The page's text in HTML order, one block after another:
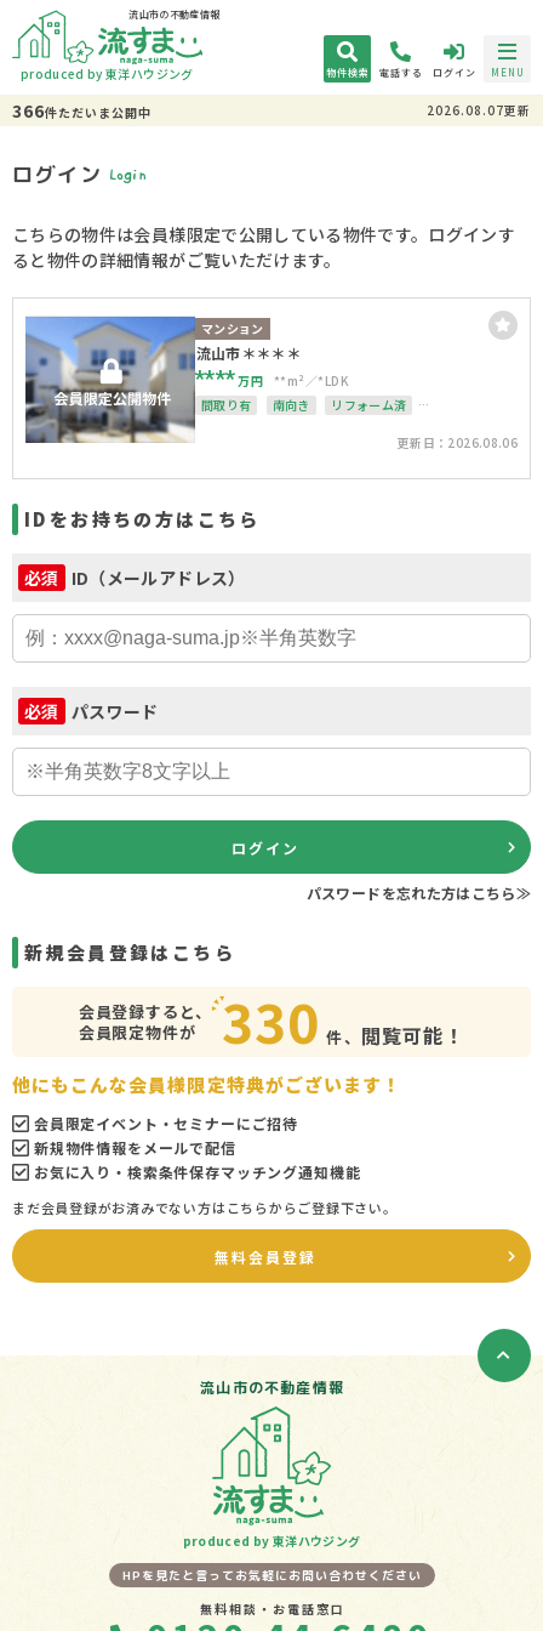
流山市の不動産情報
produced by 東洋ハウジング 物件検索 電話する ログイン MENU
366件ただいま公開中 2026.08.07更新
ログイン Login
こちらの物件は会員様限定で公開している物件です。ログインす
ると物件の詳細情報がご覧いただけます。
マンション
流山市＊＊＊＊
****万円 **m²
*LDK
間取り有
南向き
リフォーム済
更新日：2026.08.06
IDをお持ちの方はこちら
必須 ID（メールアドレス）
必須 パスワード
ログイン
パスワードを忘れた方はこちら≫
新規会員登録はこちら
会員登録すると、
会員限定物件が
330 件、 閲覧可能！
他にもこんな会員様限定特典がございます！
会員限定イベント・セミナーにご招待
新規物件情報をメールで配信
お気に入り・検索条件保存マッチング通知機能
まだ会員登録がお済みでない方はこちらからご登録下さい。
無料会員登録
流山市の不動産情報
produced by 東洋ハウジング
HPを見たと言ってお気軽にお問い合わせください
無料相談・お電話窓口